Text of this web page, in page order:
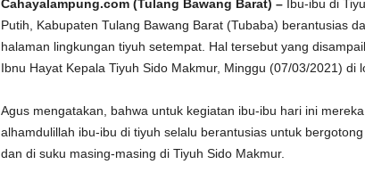
Cahayalampung.com (Tulang Bawang Barat) –Ibu-ibu di
Putih, Kabupaten Tulang Bawang Barat (Tubaba) berantusias
halaman lingkungan tiyuh setempat. Hal tersebut yang
Ibnu Hayat Kepala Tiyuh Sido Makmur, Minggu (07/03/2021) di
Agus mengatakan, bahwa untuk kegiatan ibu-ibu hari ini
alhamdulillah ibu-ibu di tiyuh selalu berantusias untuk
dan di suku masing-masing di Tiyuh Sido Makmur.